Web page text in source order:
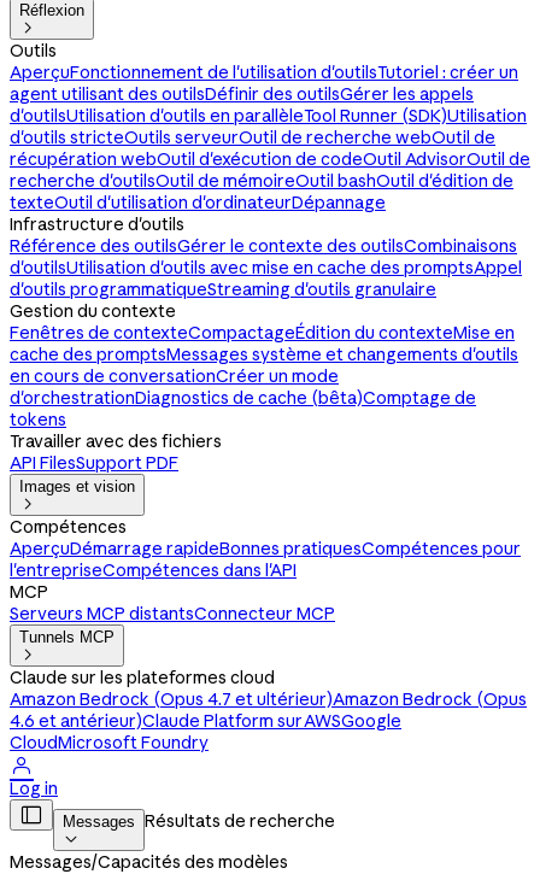
Réflexion

Outils
AperçuFonctionnement de l'utilisation d'outilsTutoriel : créer un
agent utilisant des outilsDéfinir des outilsGérer les appels
d'outilsUtilisation d'outils en parallèleTool Runner (SDK)Utilisation
d'outils stricteOutils serveurOutil de recherche webOutil de
récupération webOutil d'exécution de codeOutil AdvisorOutil de
recherche d'outilsOutil de mémoireOutil bashOutil d'édition de
texteOutil d'utilisation d'ordinateurDépannage
Infrastructure d'outils
Référence des outilsGérer le contexte des outilsCombinaisons
d'outilsUtilisation d'outils avec mise en cache des promptsAppel
d'outils programmatiqueStreaming d'outils granulaire
Gestion du contexte
Fenêtres de contexteCompactageÉdition du contexteMise en
cache des promptsMessages système et changements d'outils
en cours de conversationCréer un mode
d'orchestrationDiagnostics de cache (bêta)Comptage de
tokens
Travailler avec des fichiers
API FilesSupport PDF
Images et vision

Compétences
AperçuDémarrage rapideBonnes pratiquesCompétences pour
l'entrepriseCompétences dans l'API
MCP
Serveurs MCP distantsConnecteur MCP
Tunnels MCP

Claude sur les plateformes cloud
Amazon Bedrock (Opus 4.7 et ultérieur)Amazon Bedrock (Opus
4.6 et antérieur)Claude Platform sur AWSGoogle
CloudMicrosoft Foundry

Log in
 Messages

Résultats de recherche
Messages/Capacités des modèles